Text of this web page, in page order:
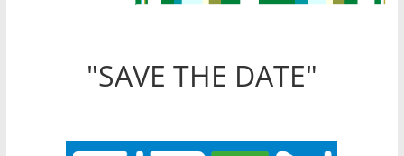
"SAVE THE DATE"